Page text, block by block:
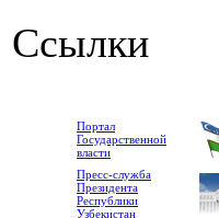
Ссылки
Портал
Государственной
власти
Пресс-служба
Президента
Республики
Узбекистан